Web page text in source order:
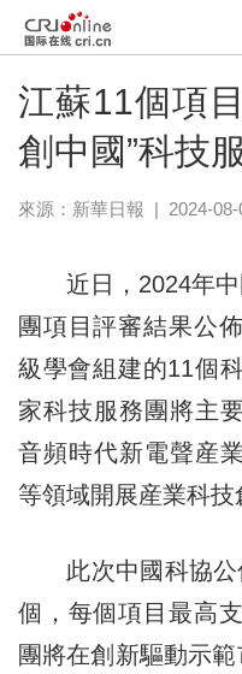
江蘇11個項
創中國”科技
來源： 新華日報 | 2024-
近日，2024年中
團項目評審結果公
級學會組建的11個
家科技服務團將主
音頻時代新電聲産
等領域開展産業科技
此次中國科協公
個，每個項目最高
團將在創新驅動示